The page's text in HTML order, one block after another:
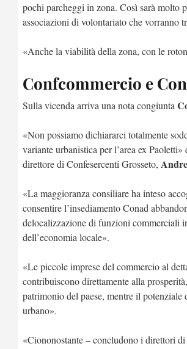
pochi parcheggi in zona. Così sarà
associazioni di volontariato che vorranno
«Anche la viabilità della zona, con le
Confcommercio e
Sulla vicenda arriva una nota congiunta
«Non possiamo dichiararci totalmente
variante urbanistica per l’area ex
direttore di Confesercenti Grosseto,
«La maggioranza consiliare ha inteso
consentire l’insediamento Conad
delocalizzazione di funzioni commerciali
dell’economia locale».
«Le piccole imprese del commercio al
contribuiscono direttamente alla
patrimonio del paese, mentre il
urbano».
«Ciononostante – concludono i direttori